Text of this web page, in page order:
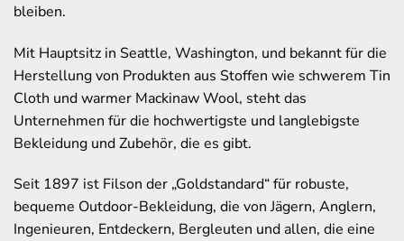
bleiben.
Mit Hauptsitz in Seattle, Washington, und bekannt für die
Herstellung von Produkten aus Stoffen wie schwerem Tin
Cloth und warmer Mackinaw Wool, steht das
Unternehmen für die hochwertigste und langlebigste
Bekleidung und Zubehör, die es gibt.
Seit 1897 ist Filson der „Goldstandard“ für robuste,
bequeme Outdoor-Bekleidung, die von Jägern, Anglern,
Ingenieuren, Entdeckern, Bergleuten und allen, die eine